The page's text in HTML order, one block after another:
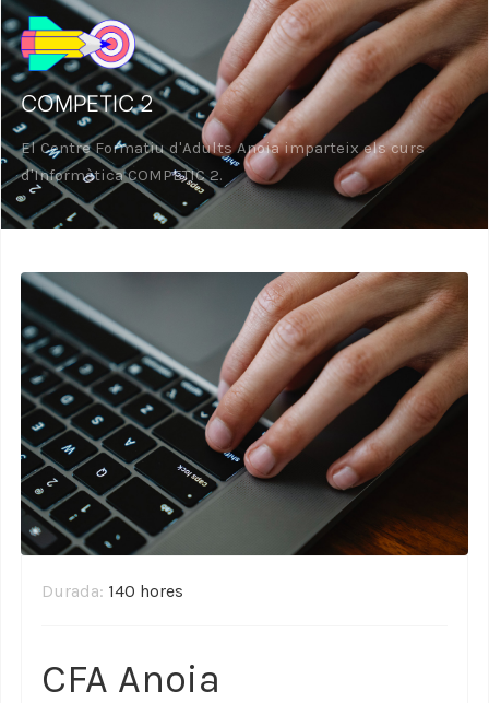
COMPETIC 2
El Centre Formatiu d'Adults Anoia imparteix els curs
d'Informàtica COMPETIC 2.
Durada: 140 hores
CFA Anoia